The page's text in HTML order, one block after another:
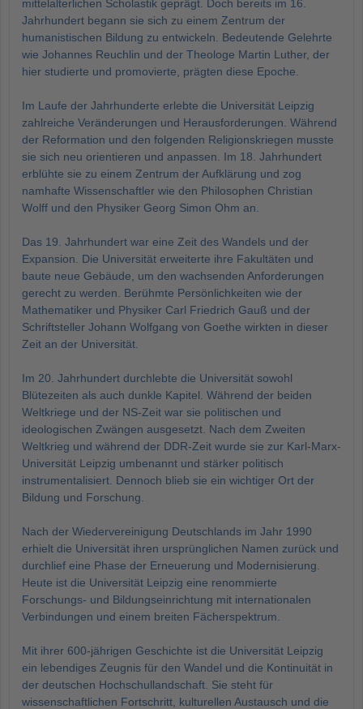
mittelalterlichen Scholastik geprägt. Doch bereits im 16.
Jahrhundert begann sie sich zu einem Zentrum der
humanistischen Bildung zu entwickeln. Bedeutende Gelehrte
wie Johannes Reuchlin und der Theologe Martin Luther, der
hier studierte und promovierte, prägten diese Epoche.
Im Laufe der Jahrhunderte erlebte die Universität Leipzig
zahlreiche Veränderungen und Herausforderungen. Während
der Reformation und den folgenden Religionskriegen musste
sie sich neu orientieren und anpassen. Im 18. Jahrhundert
erblühte sie zu einem Zentrum der Aufklärung und zog
namhafte Wissenschaftler wie den Philosophen Christian
Wolff und den Physiker Georg Simon Ohm an.
Das 19. Jahrhundert war eine Zeit des Wandels und der
Expansion. Die Universität erweiterte ihre Fakultäten und
baute neue Gebäude, um den wachsenden Anforderungen
gerecht zu werden. Berühmte Persönlichkeiten wie der
Mathematiker und Physiker Carl Friedrich Gauß und der
Schriftsteller Johann Wolfgang von Goethe wirkten in dieser
Zeit an der Universität.
Im 20. Jahrhundert durchlebte die Universität sowohl
Blütezeiten als auch dunkle Kapitel. Während der beiden
Weltkriege und der NS-Zeit war sie politischen und
ideologischen Zwängen ausgesetzt. Nach dem Zweiten
Weltkrieg und während der DDR-Zeit wurde sie zur Karl-Marx-
Universität Leipzig umbenannt und stärker politisch
instrumentalisiert. Dennoch blieb sie ein wichtiger Ort der
Bildung und Forschung.
Nach der Wiedervereinigung Deutschlands im Jahr 1990
erhielt die Universität ihren ursprünglichen Namen zurück und
durchlief eine Phase der Erneuerung und Modernisierung.
Heute ist die Universität Leipzig eine renommierte
Forschungs- und Bildungseinrichtung mit internationalen
Verbindungen und einem breiten Fächerspektrum.
Mit ihrer 600-jährigen Geschichte ist die Universität Leipzig
ein lebendiges Zeugnis für den Wandel und die Kontinuität in
der deutschen Hochschullandschaft. Sie steht für
wissenschaftlichen Fortschritt, kulturellen Austausch und die